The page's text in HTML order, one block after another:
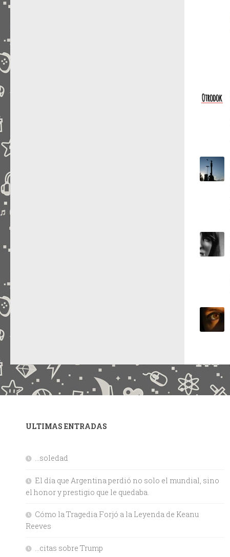
ULTIMAS ENTRADAS
…soledad
El día que Argentina perdió no solo el mundial, sino
el honor y prestigio que le quedaba.
Cómo la Tragedia Forjó a la Leyenda de Keanu
Reeves
…citas sobre Trump